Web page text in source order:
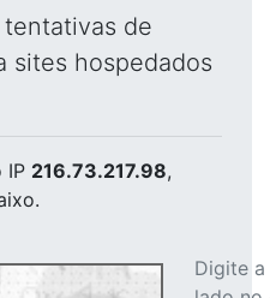
de
sites hospedados
IP 216.73.217.98,
Digite